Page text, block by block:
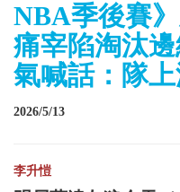
NBA季後賽
痛宰陷淘汰
氣喊話：隊
2026/5/13
李升愷